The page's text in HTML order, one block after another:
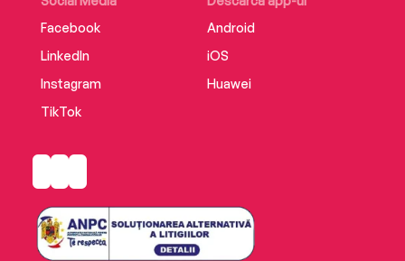
Facebook
LinkedIn
Instagram
TikTok
Android
iOS
Huawei